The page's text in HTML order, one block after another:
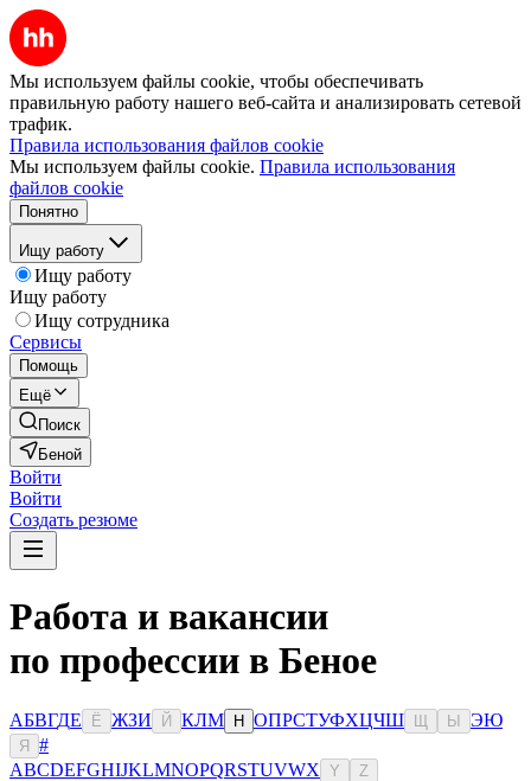
Мы используем файлы cookie, чтобы обеспечивать
правильную работу нашего веб-сайта и анализировать сетевой
трафик.
Правила использования файлов cookie
Мы используем файлы cookie. Правила использования
файлов cookie
Понятно
Ищу работу
Ищу работу
Ищу работу
Ищу сотрудника
Сервисы
Помощь
Ещё
Поиск
Беной
Войти
Войти
Создать резюме
Работа и вакансии
по профессии в Беное
АБВГДЕ Ё ЖЗИ Й КЛМ Н ОПРСТУФХЦЧШ Ы ЭЮ
Я
#
ABCDEFGHIJKLMNOPQRSTUVWX Y Z